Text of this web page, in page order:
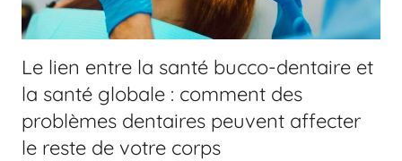
Le lien entre la santé bucco-dentaire et
la santé globale : comment des
problèmes dentaires peuvent affecter
le reste de votre corps